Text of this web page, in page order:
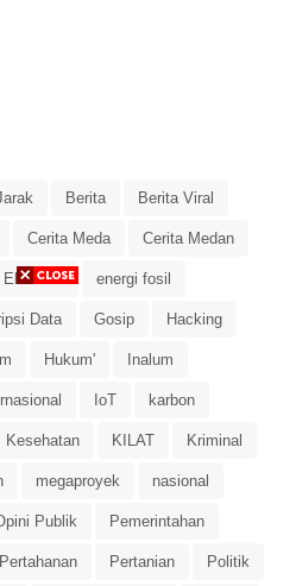
Berita Berita Viral
Cerita Meda Cerita Medan
Ekonomi energi fosil
Data Gosip Hacking
Hukum' Inalum
IoT karbon
Kesehatan KILAT Kriminal
megaproyek nasional
Publik Pemerintahan
Pertahanan Pertanian Politik